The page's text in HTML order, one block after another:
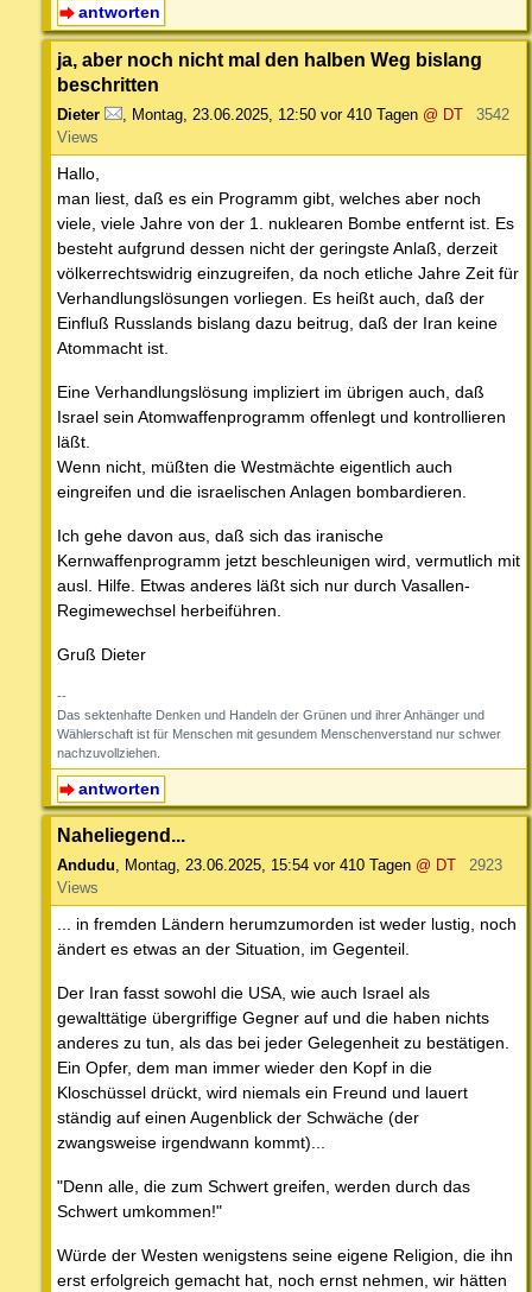
antworten
ja, aber noch nicht mal den halben Weg bislang
beschritten
Dieter Montag, 23.06.2025, 12:50 vor 410 Tagen @ DT
3542
Views
Hallo,
man liest, daß es ein Programm gibt, welches aber noch
viele, viele Jahre von der 1. nuklearen Bombe entfernt ist. Es
besteht aufgrund dessen nicht der geringste Anlaß, derzeit
völkerrechtswidrig einzugreifen, da noch etliche Jahre Zeit für
Verhandlungslösungen vorliegen. Es heißt auch, daß der
Einfluß Russlands bislang dazu beitrug, daß der Iran keine
Atommacht ist.
Eine Verhandlungslösung impliziert im übrigen auch, daß
Israel sein Atomwaffenprogramm offenlegt und kontrollieren
läßt.
Wenn nicht, müßten die Westmächte eigentlich auch
eingreifen und die israelischen Anlagen bombardieren.
Ich gehe davon aus, daß sich das iranische
Kernwaffenprogramm jetzt beschleunigen wird, vermutlich mit
ausl. Hilfe. Etwas anderes läßt sich nur durch Vasallen-
Regimewechsel herbeiführen.
Gruß Dieter
--
Das sektenhafte Denken und Handeln der Grünen und ihrer Anhänger und
Wählerschaft ist für Menschen mit gesundem Menschenverstand nur schwer
nachzuvollziehen.
antworten
Naheliegend...
Andudu, Montag, 23.06.2025, 15:54 vor 410 Tagen @ DT
2923
Views
... in fremden Ländern herumzumorden ist weder lustig, noch
ändert es etwas an der Situation, im Gegenteil.
Der Iran fasst sowohl die USA, wie auch Israel als
gewalttätige übergriffige Gegner auf und die haben nichts
anderes zu tun, als das bei jeder Gelegenheit zu bestätigen.
Ein Opfer, dem man immer wieder den Kopf in die
Kloschüssel drückt, wird niemals ein Freund und lauert
ständig auf einen Augenblick der Schwäche (der
zwangsweise irgendwann kommt)...
"Denn alle, die zum Schwert greifen, werden durch das
Schwert umkommen!"
Würde der Westen wenigstens seine eigene Religion, die ihn
erst erfolgreich gemacht hat, noch ernst nehmen, wir hätten